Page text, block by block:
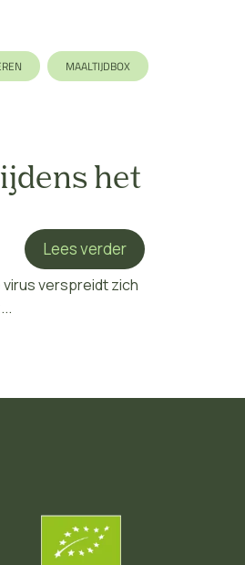
MAALTIJDBOX
het
verspreidt zich
Lees verder